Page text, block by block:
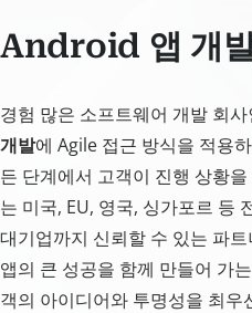
Android 앱 개
경험 많은 소프트웨어 개발 회사
개발에 Agile 접근 방식을 적용
든 단계에서 고객이 진행 상황
는 미국, EU, 영국, 싱가포르 등
대기업까지 신뢰할 수 있는 파
앱의 큰 성공을 함께 만들어 가
객의 아이디어와 투명성을 최